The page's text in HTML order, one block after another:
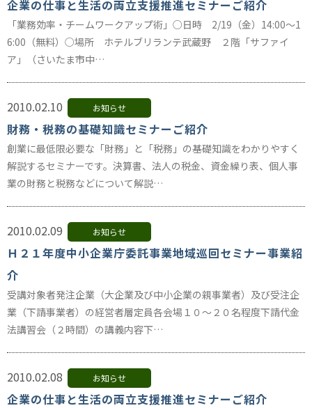
企業の仕事と生活の両立支援推進セミナーご紹介
「業務効率・チームワークアップ術」○日時 2/19（金）14:00～1
6:00（無料）○場所 ホテルブリランテ武蔵野 ２階「サファイ
ア」（さいたま市中…
2010.02.10 お知らせ
財務・税務の基礎知識セミナーご紹介
創業に最低限必要な「財務」と「税務」の基礎知識をわかりやすく
解説するセミナーです。決算書、法人の税金、資金繰り表、個人事
業の財務と税務などについて解説…
2010.02.09 お知らせ
Ｈ２１年度中小企業庁委託事業地域巡回セミナー事業紹
介
受講対象者発注企業（大企業及び中小企業の親事業者）及び受注企
業（下請事業者）の経営者層定員各会場１０〜２０名程度下請代金
法講習会（２時間）の講義内容下…
2010.02.08 お知らせ
企業の仕事と生活の両立支援推進セミナーご紹介